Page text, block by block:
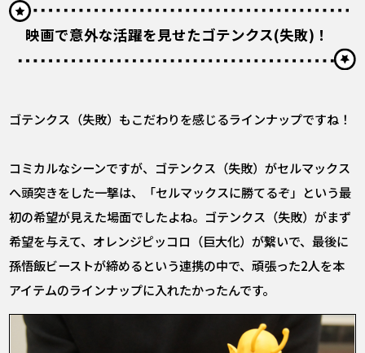
映画で意外な活躍を見せたゴテンクス(失敗)！
――ゴテンクス（失敗）もこだわりを感じるラインナップですね！
コミカルなシーンですが、ゴテンクス（失敗）がセルマックス
へ頭突きをした一撃は、「セルマックスに勝てるぞ」という最
初の希望が見えた場面でしたよね。ゴテンクス（失敗）がまず
希望を与えて、オレンジピッコロ（巨大化）が繋いで、最後に
孫悟飯ビーストが締めるという連携の中で、頑張った2人を本
アイテムのラインナップに入れたかったんです。